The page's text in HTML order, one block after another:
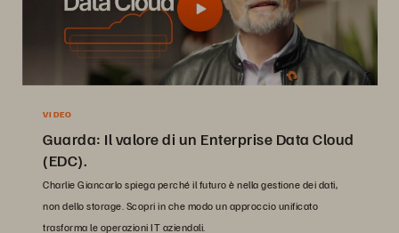
VIDEO
Guarda: Il valore di un Enterprise Data Cloud
(EDC).
Charlie Giancarlo spiega perché il futuro è nella gestione dei dati,
non dello storage. Scopri in che modo un approccio unificato
trasforma le operazioni IT aziendali.